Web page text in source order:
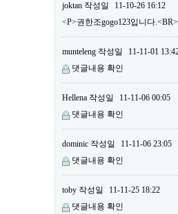
joktan 작성일
11-10-26 16:12
<P>권한조gogo123입니다
munteleng 작성일
11-11-01
댓글내용 확인
Hellena 작성일
11-11-06 00:05
댓글내용 확인
dominic 작성일
11-11-06 23:05
댓글내용 확인
toby 작성일
11-11-25 18:22
댓글내용 확인